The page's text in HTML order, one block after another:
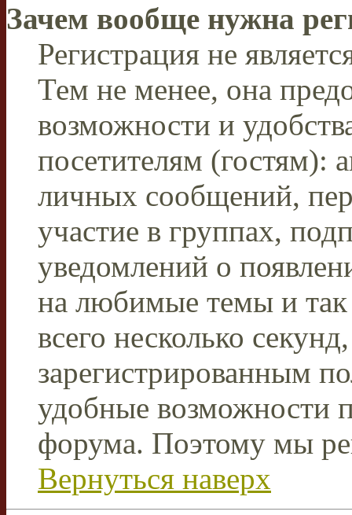
Зачем вообще нужна
Регистрация не
Тем не менее, она
возможности и
посетителям (гостям):
личных сообщений,
участие в группах,
уведомлений о
на любимые темы и так
всего несколько
зарегистрированным
удобные возможности
форума. Поэтому мы
Вернуться наверх